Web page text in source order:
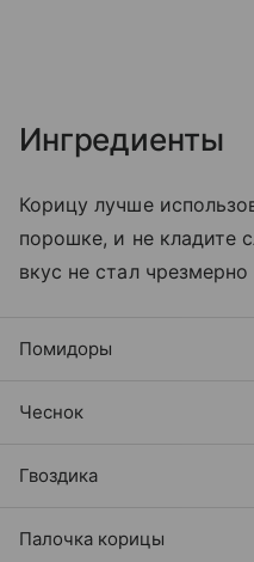
Ингредиенты
Корицу лучше
порошке, и не кладите
вкус не стал
Помидоры
Чеснок
Гвоздика
Палочка корицы